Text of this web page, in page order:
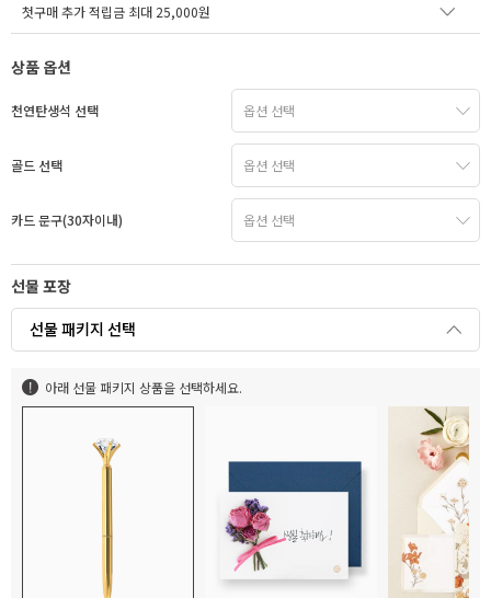
첫구매 추가 적립금 최대 25,000원
상품 옵션
천연탄생석 선택
골드 선택
카드 문구(30자이내)
선물 포장
선물 패키지 선택
아래 선물 패키지 상품을 선택하세요.